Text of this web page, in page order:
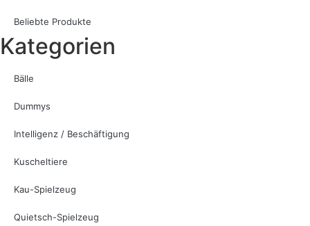
Beliebte Produkte
Kategorien
Bälle
Dummys
Intelligenz / Beschäftigung
Kuscheltiere
Kau-Spielzeug
Quietsch-Spielzeug